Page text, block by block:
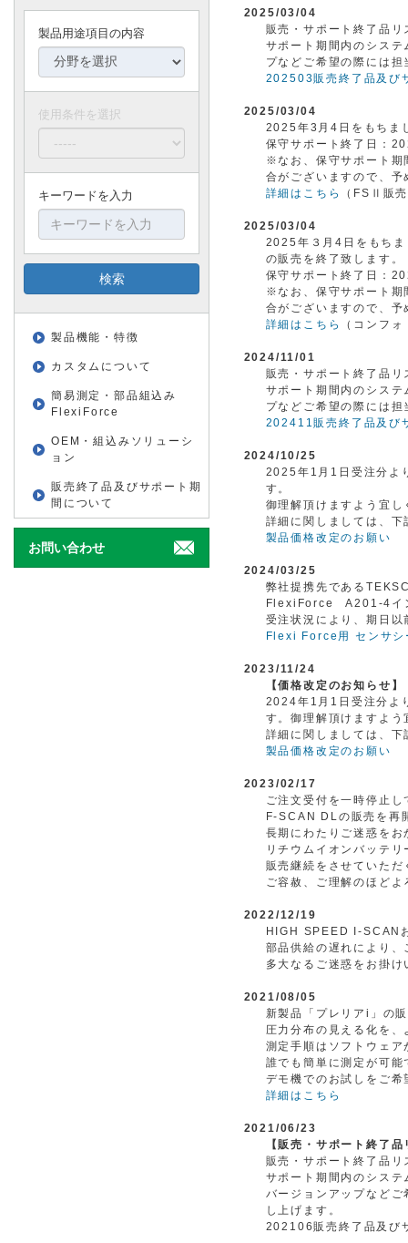
製品用途項目の内容
使用条件を選択
キーワードを入力
製品機能・特徴
カスタムについて
簡易測定・部品組込み
FlexiForce
OEM・組込みソリューシ
ョン
販売終了品及びサポート期
間について
お問い合わせ
2025/03/04
販売・サポート終了品
サポート期間内のシス
プなどご希望の際には
202503販売終了品及び
2025/03/04
2025年3月4日をもちま
保守サポート終了日：
※なお、保守サポート期
合がございますので、
詳細はこちら
（FSⅡ販
2025/03/04
2025年３月4日をもち
の販売を終了致します。
保守サポート終了日：
※なお、保守サポート期
合がございますので、
詳細はこちら
（コンフ
2024/11/01
販売・サポート終了品
サポート期間内のシス
プなどご希望の際には
202411販売終了品及び
2024/10/25
2025年1月1日受注分よ
す。
御理解頂けますよう宜
詳細に関しましては、
製品価格改定のお願い
2024/03/25
弊社提携先である
FlexiForce A201-4イ
受注状況により、期日
Flexi Force用 センサシ
2023/11/24
【価格改定のお知らせ】
2024年1月1日受注分よ
す。御理解頂けますよ
詳細に関しましては、
製品価格改定のお願い
2023/02/17
ご注文受付を一時停止
F-SCAN DLの販売を再
長期にわたりご迷惑を
リチウムイオンバッテ
販売継続をさせていた
ご容赦、ご理解のほど
2022/12/19
HIGH SPEED I-SCAN
部品供給の遅れにより
多大なるご迷惑をお掛
2021/08/05
新製品「プレリアi」の
圧力分布の見える化を
測定手順はソフトウェ
誰でも簡単に測定が可能
デモ機でのお試しをご
詳細はこちら
2021/06/23
【販売・サポート終了
販売・サポート終了品
サポート期間内のシス
バージョンアップなど
し上げます。
202106販売終了品及び